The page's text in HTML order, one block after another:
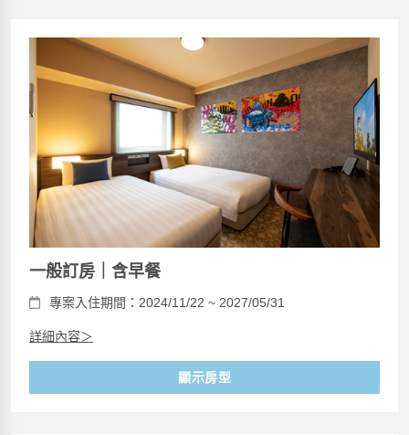
一般訂房｜含早餐
專案入住期間：2024/11/22 ~ 2027/05/31
詳細內容＞
顯示房型